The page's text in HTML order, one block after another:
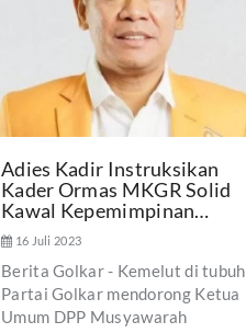
Adies Kadir Instruksikan
Kader Ormas MKGR Solid
Kawal Kepemimpinan…
16 Juli 2023
Berita Golkar - Kemelut di tubuh
Partai Golkar mendorong Ketua
Umum DPP Musyawarah